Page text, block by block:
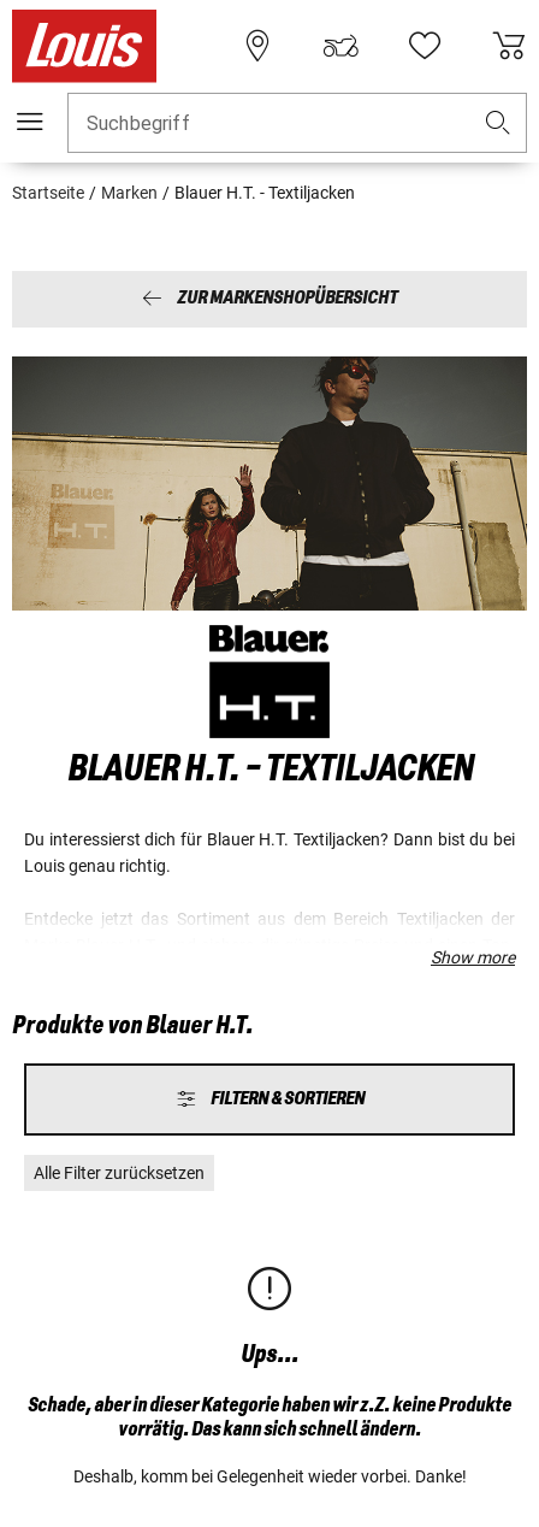
Suchbegriff
Startseite Marken Blauer H.T. - Textiljacken
ZUR MARKENSHOPÜBERSICHT
BLAUER H.T. - TEXTILJACKEN
Du interessierst dich für Blauer H.T. Textiljacken? Dann bist du bei
Louis genau richtig.
Entdecke jetzt das Sortiment aus dem Bereich Textiljacken der
Show more
Produkte von Blauer H.T.
FILTERN & SORTIEREN
Alle Filter zurücksetzen
Ups...
Schade, aber in dieser Kategorie haben wir z.Z. keine Produkte
vorrätig. Das kann sich schnell ändern.
Deshalb, komm bei Gelegenheit wieder vorbei. Danke!